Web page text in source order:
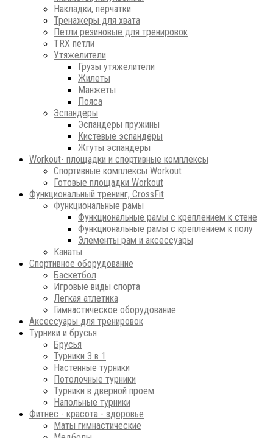
Накладки, перчатки.
Тренажеры для хвата
Петли резиновые для тренировок
ТRХ петли
Утяжелители
Грузы утяжелители
Жилеты
Манжеты
Пояса
Эспандеры
Эспандеры пружины
Кистевые эспандеры
Жгуты эспандеры
Workout- площадки и спортивные комплексы
Спортивные комплексы Workout
Готовые площадки Workout
Функциональный тренинг, CrossFit
Функциональные рамы
Функциональные рамы с креплением к стене
Функциональные рамы с креплением к полу
Элементы рам и аксессуары
Канаты
Спортивное оборудование
Баскетбол
Игровые виды спорта
Легкая атлетика
Гимнастическое оборудование
Аксессуары для тренировок
Турники и брусья
Брусья
Турники 3 в 1
Настенные турники
Потолочные турники
Турники в дверной проем
Напольные турники
Фитнес - красота - здоровье
Маты гимнастические